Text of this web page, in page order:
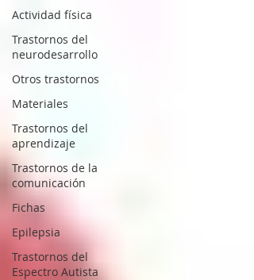
Actividad física
Trastornos del
neurodesarrollo
Otros trastornos
Materiales
Trastornos del
aprendizaje
Trastornos de la
comunicación
Fichas
Epilepsia
Trastornos del
Espectro Autista